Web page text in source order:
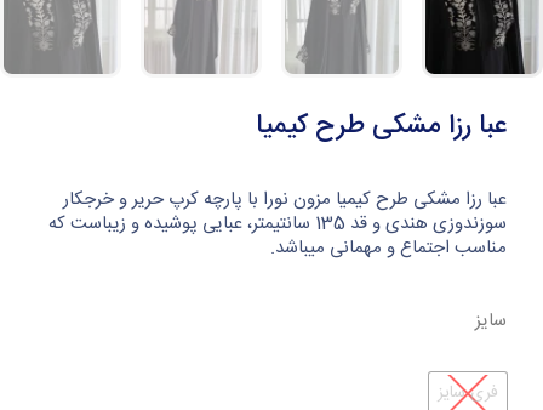
عبا رزا مشکی طرح کیمیا
عبا رزا مشکی طرح کیمیا مزون نورا با پارچه کرپ حریر و خرجکار
سوزندوزی هندی و قد 135 سانتیمتر، عبایی پوشیده و زیباست که
مناسب اجتماع و مهمانی میباشد.
سایز
فری سایز